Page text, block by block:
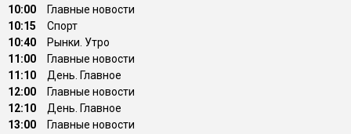
10:00
Главные новости
10:15
Спорт
10:40
Рынки. Утро
11:00
Главные новости
11:10
День. Главное
12:00
Главные новости
12:10
День. Главное
13:00
Главные новости